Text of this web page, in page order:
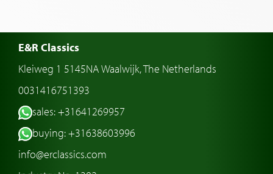
E&R Classics
Kleiweg 1 5145NA Waalwijk, The Netherlands
0031416751393
sales: +31641269957
buying: +31638603996
info@erclassics.com